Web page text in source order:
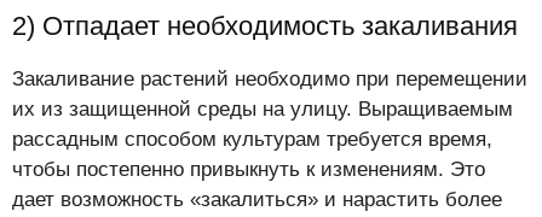
2) Отпадает необходимость закаливания
Закаливание растений необходимо при перемещении
их из защищенной среды на улицу. Выращиваемым
рассадным способом культурам требуется время,
чтобы постепенно привыкнуть к изменениям. Это
дает возможность «закалиться» и нарастить более